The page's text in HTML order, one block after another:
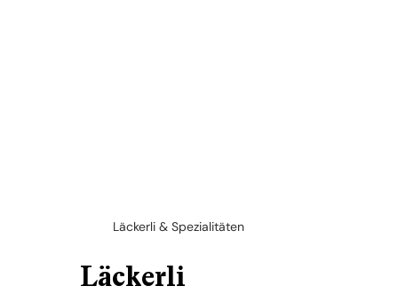
Läckerli & Spezialitäten
Läckerli